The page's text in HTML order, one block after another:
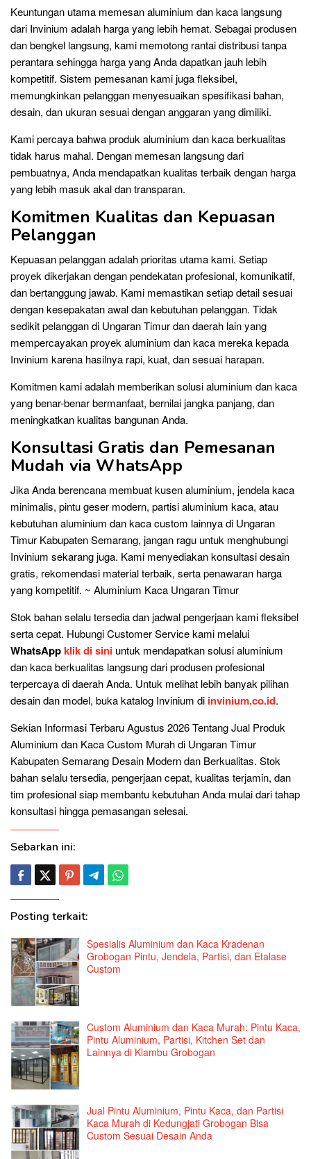
Keuntungan utama memesan aluminium dan kaca langsung
dari Invinium adalah harga yang lebih hemat. Sebagai produsen
dan bengkel langsung, kami memotong rantai distribusi tanpa
perantara sehingga harga yang Anda dapatkan jauh lebih
kompetitif. Sistem pemesanan kami juga fleksibel,
memungkinkan pelanggan menyesuaikan spesifikasi bahan,
desain, dan ukuran sesuai dengan anggaran yang dimiliki.
Kami percaya bahwa produk aluminium dan kaca berkualitas
tidak harus mahal. Dengan memesan langsung dari
pembuatnya, Anda mendapatkan kualitas terbaik dengan harga
yang lebih masuk akal dan transparan.
Komitmen Kualitas dan Kepuasan
Pelanggan
Kepuasan pelanggan adalah prioritas utama kami. Setiap
proyek dikerjakan dengan pendekatan profesional, komunikatif,
dan bertanggung jawab. Kami memastikan setiap detail sesuai
dengan kesepakatan awal dan kebutuhan pelanggan. Tidak
sedikit pelanggan di Ungaran Timur dan daerah lain yang
mempercayakan proyek aluminium dan kaca mereka kepada
Invinium karena hasilnya rapi, kuat, dan sesuai harapan.
Komitmen kami adalah memberikan solusi aluminium dan kaca
yang benar-benar bermanfaat, bernilai jangka panjang, dan
meningkatkan kualitas bangunan Anda.
Konsultasi Gratis dan Pemesanan
Mudah via WhatsApp
Jika Anda berencana membuat kusen aluminium, jendela kaca
minimalis, pintu geser modern, partisi aluminium kaca, atau
kebutuhan aluminium dan kaca custom lainnya di Ungaran
Timur Kabupaten Semarang, jangan ragu untuk menghubungi
Invinium sekarang juga. Kami menyediakan konsultasi desain
gratis, rekomendasi material terbaik, serta penawaran harga
yang kompetitif. ~ Aluminium Kaca Ungaran Timur
Stok bahan selalu tersedia dan jadwal pengerjaan kami fleksibel
serta cepat. Hubungi Customer Service kami melalui
WhatsAppklik di sini untuk mendapatkan solusi aluminium
dan kaca berkualitas langsung dari produsen profesional
terpercaya di daerah Anda. Untuk melihat lebih banyak pilihan
desain dan model, buka katalog Invinium di invinium.co.id.
Sekian Informasi Terbaru Agustus 2026 Tentang Jual Produk
Aluminium dan Kaca Custom Murah di Ungaran Timur
Kabupaten Semarang Desain Modern dan Berkualitas. Stok
bahan selalu tersedia, pengerjaan cepat, kualitas terjamin, dan
tim profesional siap membantu kebutuhan Anda mulai dari tahap
konsultasi hingga pemasangan selesai.
Sebarkan ini:
Posting terkait:
Spesialis Aluminium dan Kaca Kradenan
Grobogan Pintu, Jendela, Partisi, dan Etalase
Custom
Custom Aluminium dan Kaca Murah: Pintu Kaca,
Pintu Aluminium, Partisi, Kitchen Set dan
Lainnya di Klambu Grobogan
Jual Pintu Aluminium, Pintu Kaca, dan Partisi
Kaca Murah di Kedungjati Grobogan Bisa
Custom Sesuai Desain Anda